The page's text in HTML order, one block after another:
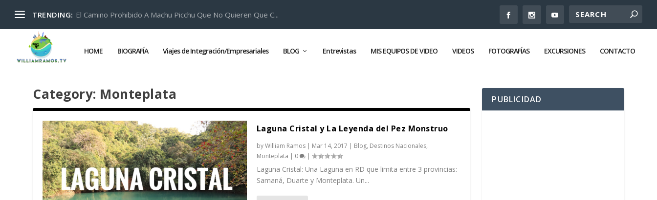
TRENDING: El Camino Prohibido A Machu Picchu Que No Quieren Que C...
HOME BIOGRAFÍA Viajes de Integración/Empresariales BLOG Entrevistas MIS EQUIPOS DE VIDEO VIDEOS FOTOGRAFÍAS EXCURSIONES CONTACTO
Category: Monteplata
Laguna Cristal y La Leyenda del Pez Monstruo
byWilliam Ramos| Mar 14, 2017 | Blog, Destinos Nacionales,
Monteplata | 0 |
Laguna Cristal: Una Laguna en RD que limita entre 3 provincias:
Samaná, Duarte y Monteplata. Un...
PUBLICIDAD